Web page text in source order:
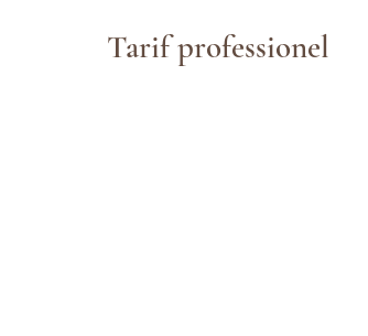
Tarif professionel